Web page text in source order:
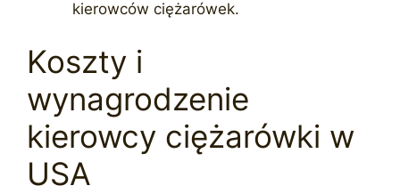
kierowców ciężarówek.
Koszty i
wynagrodzenie
kierowcy ciężarówki w
USA